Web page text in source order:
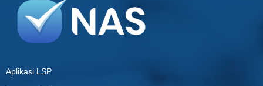
Aplikasi LSP